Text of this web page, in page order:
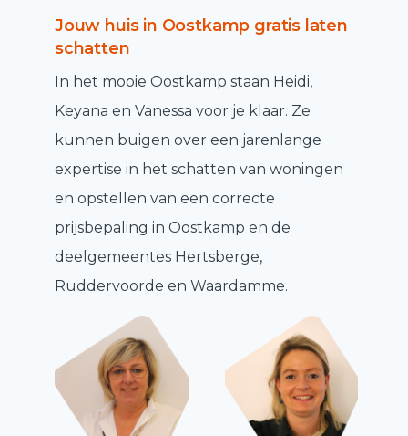
Jouw huis in Oostkamp gratis laten
schatten
In het mooie Oostkamp staan Heidi,
Keyana en Vanessa voor je klaar. Ze
kunnen buigen over een jarenlange
expertise in het schatten van woningen
en opstellen van een correcte
prijsbepaling in Oostkamp en de
deelgemeentes Hertsberge,
Ruddervoorde en Waardamme.